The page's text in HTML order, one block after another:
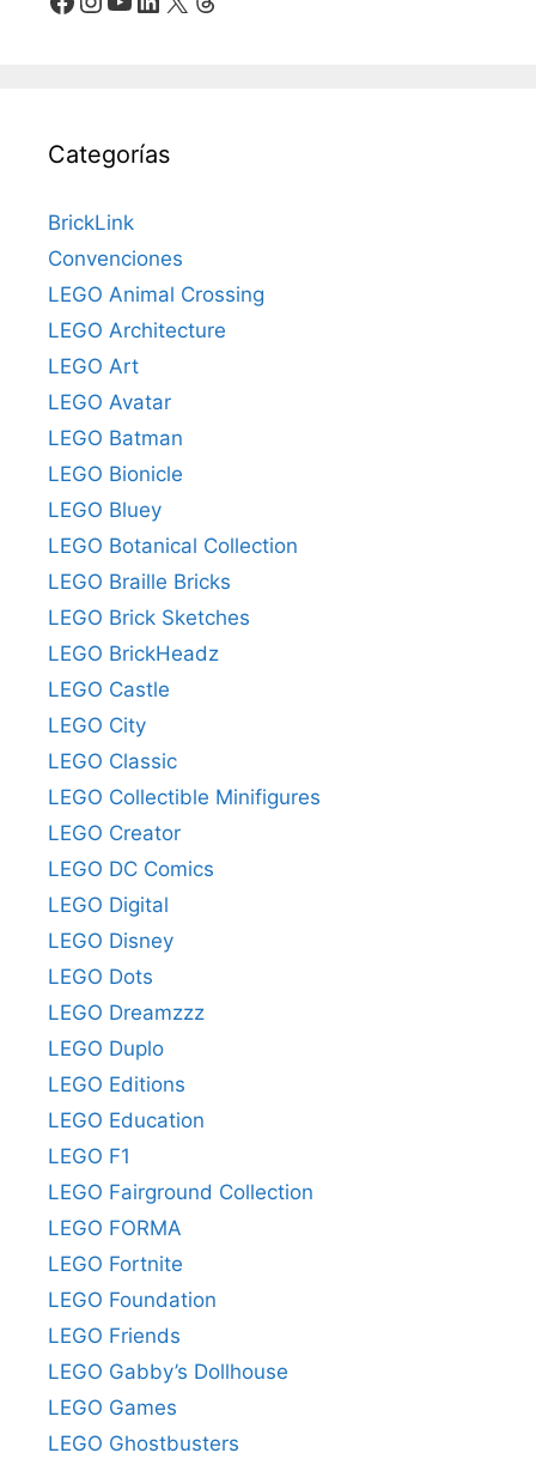
Categorías
BrickLink
Convenciones
LEGO Animal Crossing
LEGO Architecture
LEGO Art
LEGO Avatar
LEGO Batman
LEGO Bionicle
LEGO Bluey
LEGO Botanical Collection
LEGO Braille Bricks
LEGO Brick Sketches
LEGO BrickHeadz
LEGO Castle
LEGO City
LEGO Classic
LEGO Collectible Minifigures
LEGO Creator
LEGO DC Comics
LEGO Digital
LEGO Disney
LEGO Dots
LEGO Dreamzzz
LEGO Duplo
LEGO Editions
LEGO Education
LEGO F1
LEGO Fairground Collection
LEGO FORMA
LEGO Fortnite
LEGO Foundation
LEGO Friends
LEGO Gabby’s Dollhouse
LEGO Games
LEGO Ghostbusters